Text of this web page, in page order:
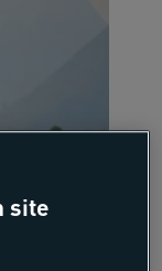
18-55 ans
-
site